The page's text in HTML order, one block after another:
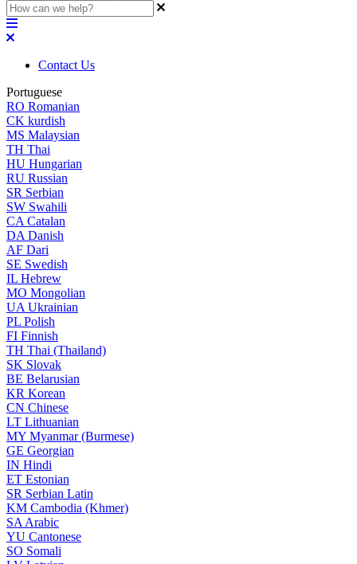
Contact Us
Portuguese
RO Romanian
CK kurdish
MS Malaysian
TH Thai
HU Hungarian
RU Russian
SR Serbian
SW Swahili
CA Catalan
DA Danish
AF Dari
SE Swedish
IL Hebrew
MO Mongolian
UA Ukrainian
PL Polish
FI Finnish
TH Thai (Thailand)
SK Slovak
BE Belarusian
KR Korean
CN Chinese
LT Lithuanian
MY Myanmar (Burmese)
GE Georgian
IN Hindi
ET Estonian
SR Serbian Latin
KM Cambodia (Khmer)
SA Arabic
YU Cantonese
SO Somali